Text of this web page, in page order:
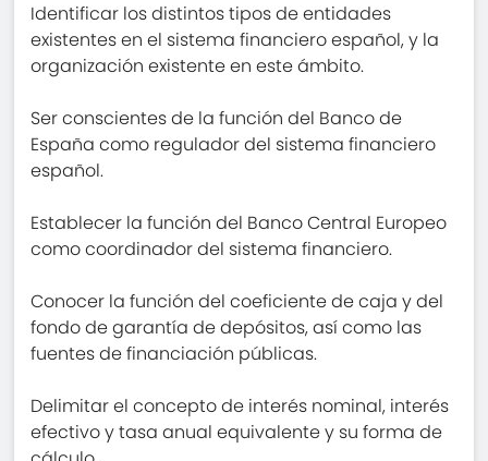
Identificar los distintos tipos de entidades
existentes en el sistema financiero español, y la
organización existente en este ámbito.
Ser conscientes de la función del Banco de
España como regulador del sistema financiero
español.
Establecer la función del Banco Central Europeo
como coordinador del sistema financiero.
Conocer la función del coeficiente de caja y del
fondo de garantía de depósitos, así como las
fuentes de financiación públicas.
Delimitar el concepto de interés nominal, interés
efectivo y tasa anual equivalente y su forma de